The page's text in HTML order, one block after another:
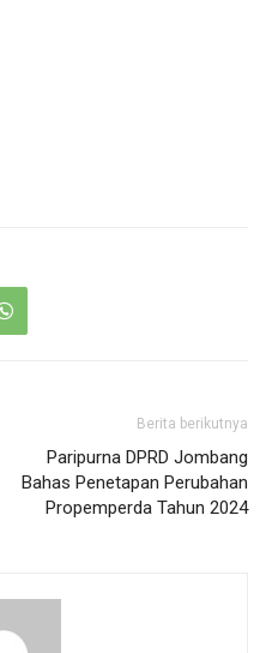
Berita berikutnya
Paripurna DPRD Jombang
Bahas Penetapan Perubahan
Propemperda Tahun 2024